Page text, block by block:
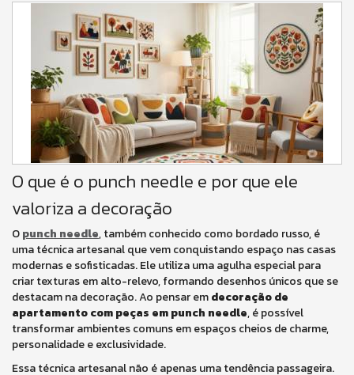
O que é o punch needle e por que ele
valoriza a decoração
Opunch needle, também conhecido como bordado russo, é
uma técnica artesanal que vem conquistando espaço nas casas
modernas e sofisticadas. Ele utiliza uma agulha especial para
criar texturas em alto-relevo, formando desenhos únicos que se
destacam na decoração. Ao pensar emdecoração de
apartamento com peças em punch needle, é possível
transformar ambientes comuns em espaços cheios de charme,
personalidade e exclusividade.
Essa técnica artesanal não é apenas uma tendência passageira.